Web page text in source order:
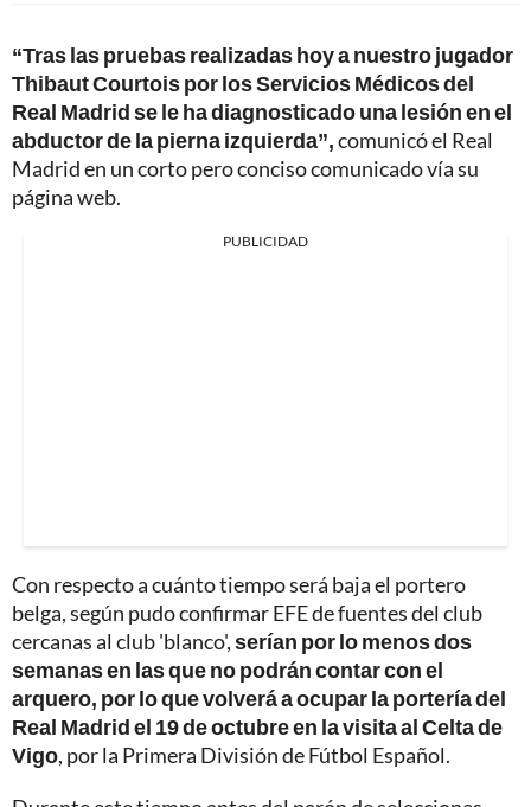
“Tras las pruebas realizadas hoy a nuestro jugador
Thibaut Courtois por los Servicios Médicos del
Real Madrid se le ha diagnosticado una lesión en el
abductor de la pierna izquierda”,comunicó el Real
Madrid en un corto pero conciso comunicado vía su
página web.
PUBLICIDAD
Con respecto a cuánto tiempo será baja el portero
belga, según pudo confirmar EFE de fuentes del club
cercanas al club 'blanco',serían por lo menos dos
semanas en las que no podrán contar con el
arquero, por lo que volverá a ocupar la portería del
Real Madrid el 19 de octubre en la visita al Celta de
Vigo, por la Primera División de Fútbol Español.